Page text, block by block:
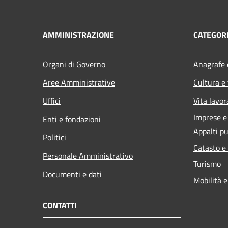
AMMINISTRAZIONE
Organi di Governo
Aree Amministrative
Uffici
Enti e fondazioni
Politici
Personale Amministrativo
Documenti e dati
Cultura
Vita
Imprese
Appalti
Catasto
Turismo
Mobilità
CONTATTI